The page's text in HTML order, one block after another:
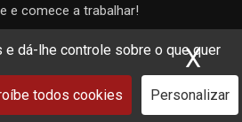
dá-lhe controle sobre o que quer
todos cookies Personalizar
X
e comece a trabalhar!